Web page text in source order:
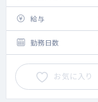
給与
勤務日数
お気に入り